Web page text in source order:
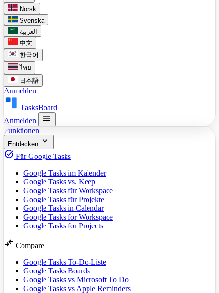
Norsk
Svenska
العربية
中文
한국어
ไทย
日本語
Anmelden
TasksBoard
Anmelden
menu
Funktionen
Entdecken expand_more
task_alt Für Google Tasks
Google Tasks im Kalender
Google Tasks vs. Keep
Google Tasks für Workspace
Google Tasks für Projekte
Google Tasks in Calendar
Google Tasks for Workspace
Google Tasks for Projects
compare_arrows Compare
Google Tasks To-Do-Liste
Google Tasks Boards
Google Tasks vs Microsoft To Do
Google Tasks vs Apple Reminders